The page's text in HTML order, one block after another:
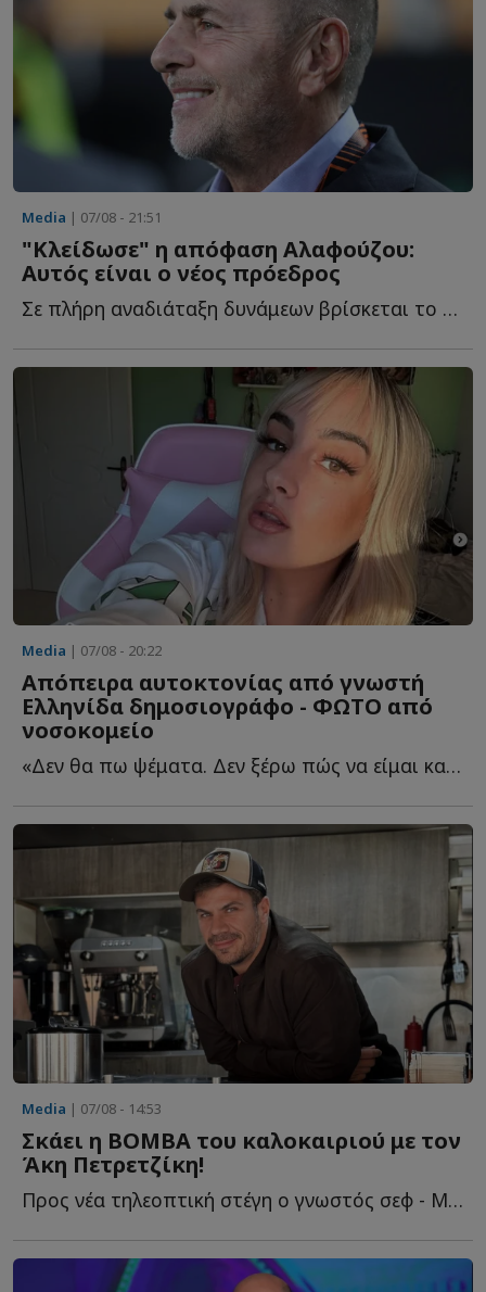
Media | 07/08 - 21:51
"Κλείδωσε" η απόφαση Αλαφούζου:
Αυτός είναι ο νέος πρόεδρος
Σε πλήρη αναδιάταξη δυνάμεων βρίσκεται το κανάλι του Φ...
Media | 07/08 - 20:22
Απόπειρα αυτοκτονίας από γνωστή
Ελληνίδα δημοσιογράφο - ΦΩΤΟ από
νοσοκομείο
«Δεν θα πω ψέματα. Δεν ξέρω πώς να είμαι καλά και αν θ...
Media | 07/08 - 14:53
Σκάει η ΒΟΜΒΑ του καλοκαιριού με τον
Άκη Πετρετζίκη!
Προς νέα τηλεοπτική στέγη ο γνωστός σεφ - Με ποιο κανάλι β...